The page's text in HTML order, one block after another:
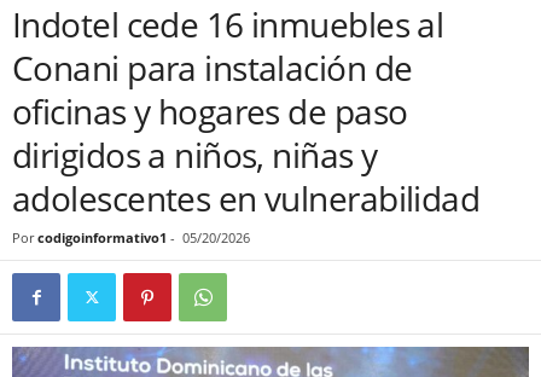
Indotel cede 16 inmuebles al
Conani para instalación de
oficinas y hogares de paso
dirigidos a niños, niñas y
adolescentes en vulnerabilidad
Por codigoinformativo1 - 05/20/2026